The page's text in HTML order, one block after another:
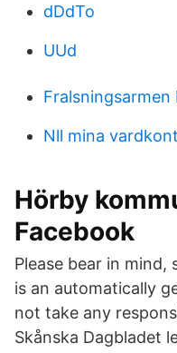
dDdTo
UUd
Fralsningsarmen
Nll mina
Hörby
Facebook
Please bear in mind,
is an automatically
not take any
Skånska Dagbladet